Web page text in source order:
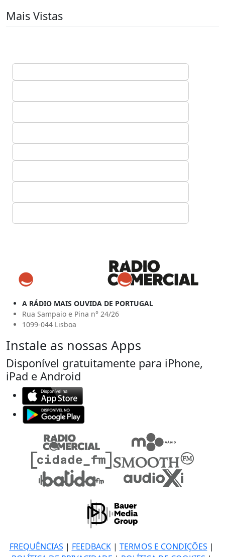
Mais Vistas
A RÁDIO MAIS OUVIDA DE PORTUGAL
Rua Sampaio e Pina n° 24/26
1099-044 Lisboa
Instale as nossas Apps
Disponível gratuitamente para iPhone,
iPad e Android
FREQUÊNCIAS | FEEDBACK| TERMOS E CONDIÇÕES |